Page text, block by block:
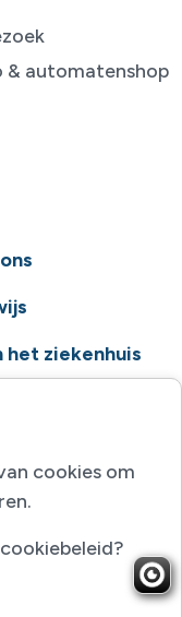
& automatenshop
het ziekenhuis
cookies om